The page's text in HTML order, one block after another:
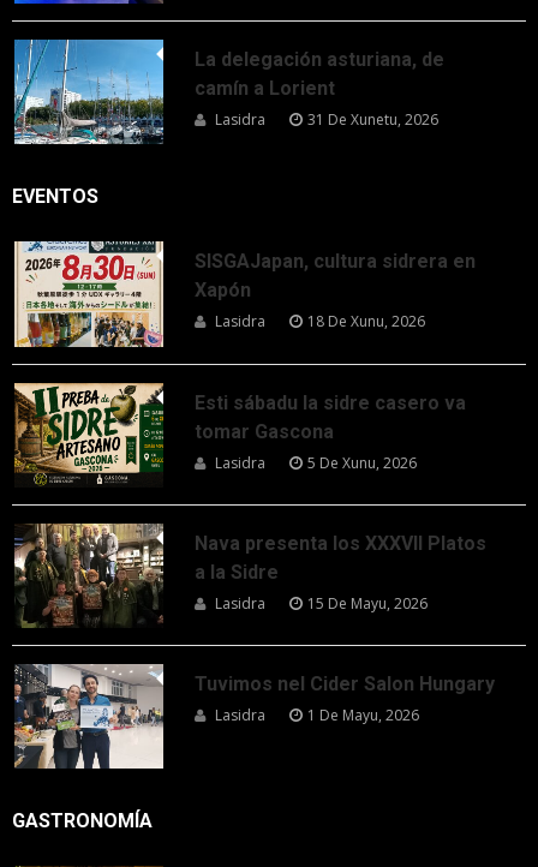
La delegación asturiana, de
camín a Lorient
Lasidra 31 De Xunetu, 2026
EVENTOS
SISGAJapan, cultura sidrera en
Xapón
Lasidra 18 De Xunu, 2026
Esti sábadu la sidre casero va
tomar Gascona
Lasidra 5 De Xunu, 2026
Nava presenta los XXXVII Platos
a la Sidre
Lasidra 15 De Mayu, 2026
Tuvimos nel Cider Salon Hungary
Lasidra 1 De Mayu, 2026
GASTRONOMÍA